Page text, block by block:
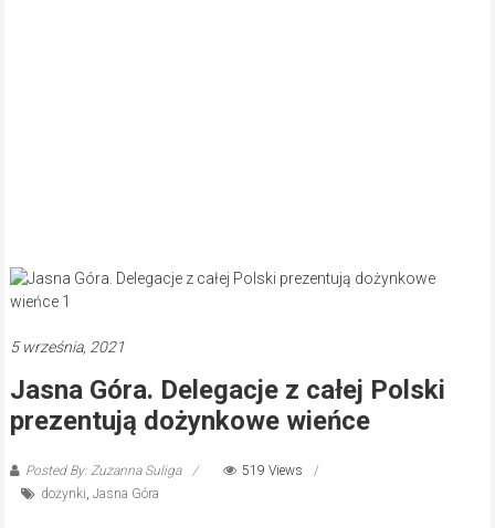
5 września, 2021
Jasna Góra. Delegacje z całej Polski
prezentują dożynkowe wieńce
Posted By: Zuzanna Suliga
519 Views
dożynki, Jasna Góra